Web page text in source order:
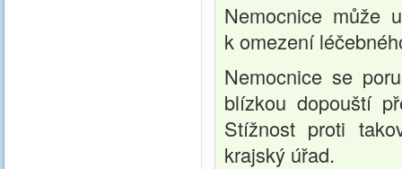
Nemocnice může
k omezení
Nemocnice se
blízkou dopouští
Stížnost proti
krajský úřad.